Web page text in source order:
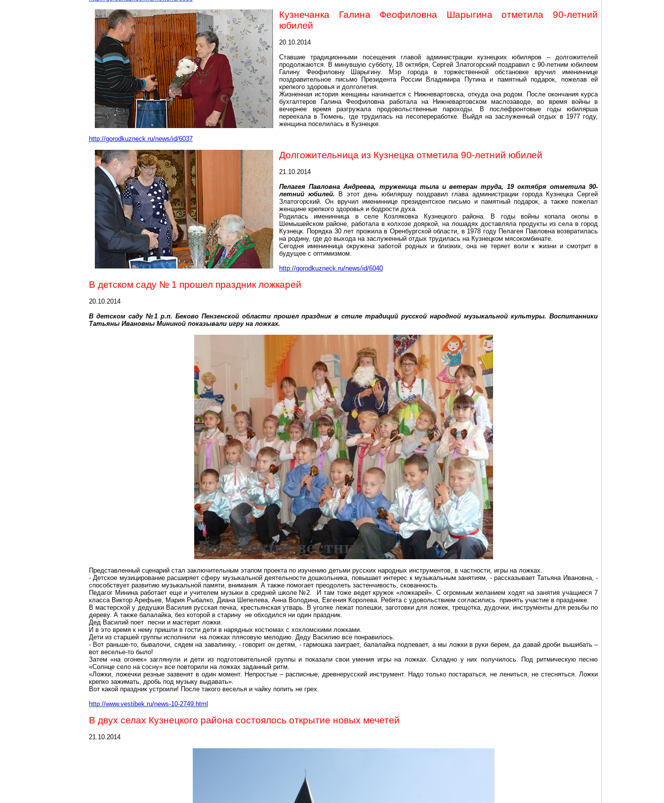
Кузнечанка Галина Феофиловна Шарыгина отметила 90-летний
юбилей
20.10.2014
Ставшие традиционными посещения главой администрации кузнецких юбиляров – долгожителей
продолжаются. В минувшую субботу, 18 октября, Сергей Златогорский поздравил с 90-летним юбилеем
Галину Феофиловну Шарыгину. Мэр города в торжественной обстановке вручил имениннице
поздравительное письмо Президента России Владимира Путина и памятный подарок, пожелав ей
крепкого здоровья и долголетия.
Жизненная история женщины начинается с Нижневартовска, откуда она родом. После окончания курса
бухгалтеров Галина Феофиловна работала на Нижневартовском маслозаводе, во время войны в
вечернее время разгружала продовольственные пароходы. В послефронтовые годы юбилярша
переехала в Тюмень, где трудилась на лесопереработке. Выйдя на заслуженный отдых в 1977 году,
женщина поселилась в Кузнецке.
http://gorodkuzneck.ru/news/id/6037
Долгожительница из Кузнецка отметила 90-летний юбилей
21.10.2014
Пелагея Павловна Андреева, труженица тыла и ветеран труда, 19 октября отметила 90-
летний юбилей. В этот день юбиляршу поздравил глава администрации города Кузнецка Сергей
Златогорский. Он вручил имениннице президентское письмо и памятный подарок, а также пожелал
женщине крепкого здоровья и бодрости духа.
Родилась именинница в селе Козляковка Кузнецкого района. В годы войны копала окопы в
Шемышейском районе, работала в колхозе дояркой, на лошадях доставляла продукты из села в город
Кузнецк. Порядка 30 лет прожила в Оренбургской области, в 1978 году Пелагея Павловна возвратилась
на родину, где до выхода на заслуженный отдых трудилась на Кузнецком мясокомбинате.
Сегодня именинница окружена заботой родных и близких, она не теряет воли к жизни и смотрит в
будущее с оптимизмом.
http://gorodkuzneck.ru/news/id/6040
В детском саду № 1 прошел праздник ложкарей
20.10.2014
В детском саду №1 р.п. Беково Пензенской области прошел праздник в стиле традиций русской народной музыкальной культуры. Воспитанники
Татьяны Ивановны Мининой показывали игру на ложках.
Представленный сценарий стал заключительным этапом проекта по изучению детьми русских народных инструментов, в частности, игры на ложках.
- Детское музицирование расширяет сферу музыкальной деятельности дошкольника, повышает интерес к музыкальным занятиям, - рассказывает Татьяна Ивановна, -
способствует развитию музыкальной памяти, внимания. А также помогает преодолеть застенчивость, скованность.
Педагог Минина работает еще и учителем музыки в средней школе №2. И там тоже ведет кружок «ложкарей». С огромным желанием ходят на занятия учащиеся 7
класса Виктор Арефьев, Мария Рыбалко, Диана Шепелева, Анна Володина, Евгения Королева. Ребята с удовольствием согласились принять участие в празднике.
В мастерской у дедушки Василия русская печка, крестьянская утварь. В уголке лежат полешки, заготовки для ложек, трещотка, дудочки, инструменты для резьбы по
дереву. А также балалайка, без которой в старину не обходился ни один праздник.
Дед Василий поет песни и мастерит ложки.
И в это время к нему пришли в гости дети в нарядных костюмах с хохломскими ложками.
Дети из старшей группы исполнили на ложках плясовую мелодию. Деду Василию все понравилось.
- Вот раньше-то, бывалочи, сядем на завалинку, - говорит он детям, - гармошка заиграет, балалайка подпевает, а мы ложки в руки берем, да давай дроби вышибать –
вот веселье-то было!
Затем «на огонек» заглянули и дети из подготовительной группы и показали свои умения игры на ложках. Складно у них получилось. Под ритмическую песню
«Солнце село на сосну» все повторили на ложках заданный ритм.
«Ложки, ложечки резные зазвенят в один момент. Непростые – расписные, древнерусский инструмент. Надо только постараться, не лениться, не стесняться. Ложки
крепко зажимать, дробь под музыку выдавать».
Вот какой праздник устроили! После такого веселья и чайку попить не грех.
http://www.vestibek.ru/news-10-2749.html
В двух селах Кузнецкого района состоялось открытие новых мечетей
21.10.2014